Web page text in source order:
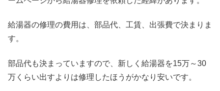
給湯器の修理の費用は、部品代、工賃、出張費で決まりま
す。
部品代も決まっていますので、新しく給湯器を15万～30
万くらい出すよりは修理したほうがかなり安いです。